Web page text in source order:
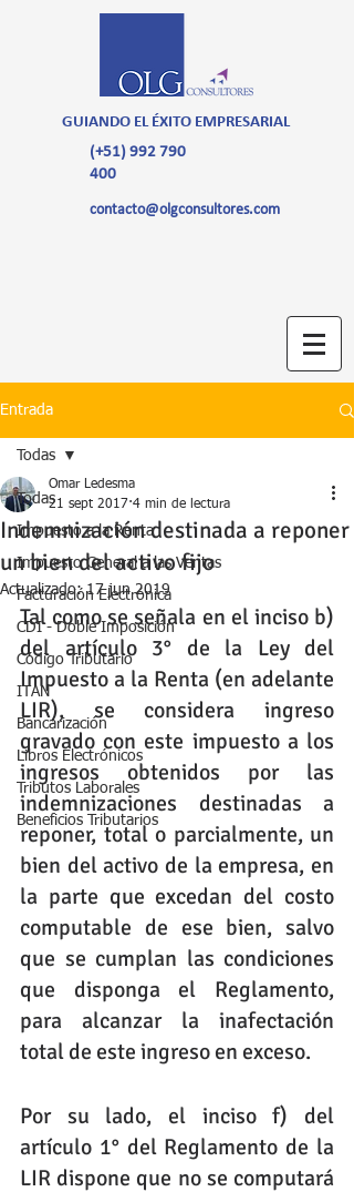
GUIANDO EL ÉXITO EMPRESARIAL
(+51) 992 790
400
contacto@olgconsultores.com
Entrada
Todas
Impuesto a la Renta
Impuesto General a las Ventas
Facturación Electrónica
CDI - Doble Imposición
Código Tributario
ITAN
Bancarización
Libros Electrónicos
Tributos Laborales
Beneficios Tributarios
Todas
Indemnización destinada a reponer
un bien del activo fijo
Omar Ledesma
21 sept 2017 4 min de lectura
Actualizado:17 jun 2019
Tal como se señala en el inciso b)
del artículo 3° de la Ley del
Impuesto a la Renta (en adelante
LIR), se considera ingreso
gravado con este impuesto a los
ingresos obtenidos por las
indemnizaciones destinadas a
reponer, total o parcialmente, un
bien del activo de la empresa, en
la parte que excedan del costo
computable de ese bien, salvo
que se cumplan las condiciones
que disponga el Reglamento,
para alcanzar la inafectación
total de este ingreso en exceso.
Por su lado, el inciso f) del
artículo 1° del Reglamento de la
LIR dispone que no se computará